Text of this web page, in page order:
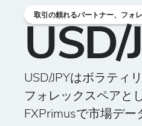
取引の頼れるパートナー、フォ
USD/
USD/JPYはボラティ
フォレックスペアと
FXPrimusで市場デ